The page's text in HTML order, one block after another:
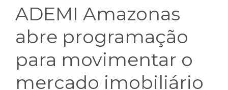
ADEMI Amazonas
abre programação
para movimentar o
mercado imobiliário